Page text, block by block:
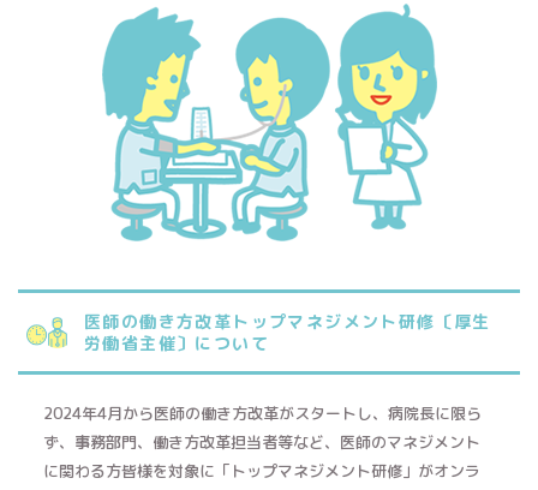
医師の働き方改革トップマネジメント研修〔厚生
労働省主催〕について
2024年4月から医師の働き方改革がスタートし、病院長に限ら
ず、事務部門、働き方改革担当者等など、医師のマネジメント
に関わる方皆様を対象に「トップマネジメント研修」がオンラ